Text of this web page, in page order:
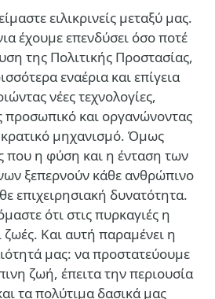
ειλικρινείς μεταξύ μας.
έχουμε επενδύσει όσο ποτέ
της Πολιτικής Προστασίας,
εναέρια και επίγεια
νέες τεχνολογίες,
και οργανώνοντας
μηχανισμό. Όμως
που η φύση και η ένταση των
ξεπερνούν κάθε ανθρώπινο
επιχειρησιακή δυνατότητα.
ότι στις πυρκαγιές η
Και αυτή παραμένει η
μας: να προστατεύουμε
ζωή, έπειτα την περιουσία
τα πολύτιμα δασικά μας